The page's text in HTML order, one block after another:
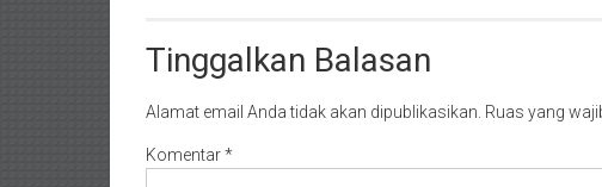
Tinggalkan Balasan
Alamat email Anda tidak akan dipublikasikan. Ruas yang
Komentar*